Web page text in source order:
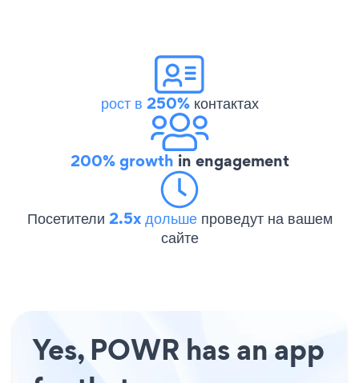
рост в 250%контактах
200% growth in engagement
Посетители 2.5x дольше проведут на вашем
сайте
Yes, POWR has an app